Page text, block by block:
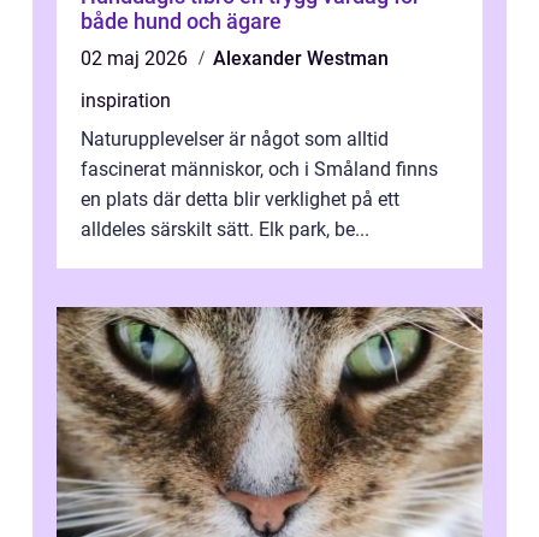
både hund och ägare
02 maj 2026
Alexander Westman
inspiration
Naturupplevelser är något som alltid
fascinerat människor, och i Småland finns
en plats där detta blir verklighet på ett
alldeles särskilt sätt. Elk park, be...